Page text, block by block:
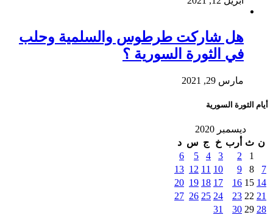
هل شاركت طرطوس والسلمية وحلب
في الثورة السورية ؟
مارس 29, 2021
أيام الثورة السورية
ديسمبر 2020
ن ث أرب خ ج س د
1
2
3
4
5
6
7
8
9
10
11
12
13
14
15
16
17
18
19
20
21
22
23
24
25
26
27
28
29
30
31